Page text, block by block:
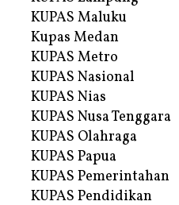
KUPAS Maluku
Kupas Medan
KUPAS Metro
KUPAS Nasional
KUPAS Nias
KUPAS Nusa Tenggara
KUPAS Olahraga
KUPAS Papua
KUPAS Pemerintahan
KUPAS Pendidikan